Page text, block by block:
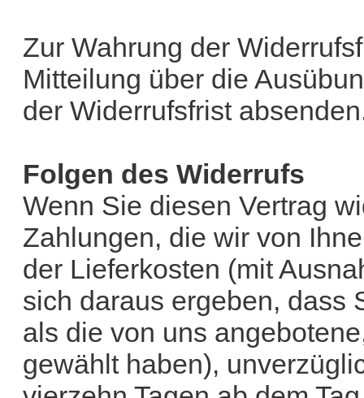
Zur Wahrung der
Mitteilung über die
der Widerrufsfrist
Folgen des Widerrufs
Wenn Sie diesen Vertrag
Zahlungen, die wir von
der Lieferkosten (mit
sich daraus ergeben, dass
als die von uns
gewählt haben),